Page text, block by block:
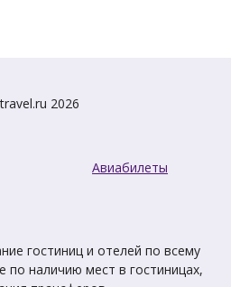
2026
Авиабилеты
гостиниц и отелей по всему
по наличию мест в гостиницах,